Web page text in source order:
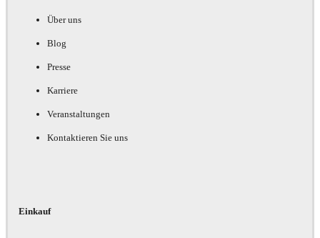
Über uns
Blog
Presse
Karriere
Veranstaltungen
Kontaktieren Sie uns
Einkauf